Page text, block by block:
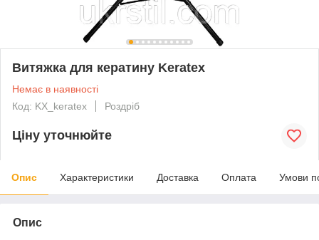
Витяжка для кератину Keratex
Немає в наявності
Код: KX_keratex
Роздріб
Ціну уточнюйте
Опис Характеристики Доставка Оплата Умови
Опис